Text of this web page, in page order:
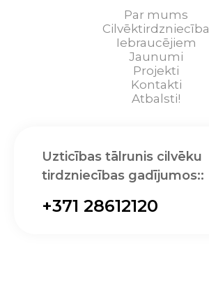
Par mums
Cilvēktirdzniecība
Iebraucējiem
Jaunumi
Projekti
Kontakti
Atbalsti!
Uzticības tālrunis cilvēku
tirdzniecības gadījumos::
+371 28612120